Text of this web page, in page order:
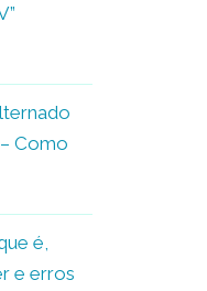
Como
é,
e erros